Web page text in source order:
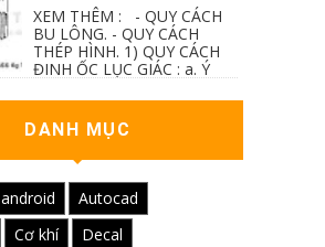
XEM THÊM : - QUY CÁCH
BU LÔNG. - QUY CÁCH
THÉP HÌNH. 1) QUY CÁCH
ĐINH ỐC LỤC GIÁC : a. Ý
DANH MỤC
android
Autocad
Cơ khí
Decal